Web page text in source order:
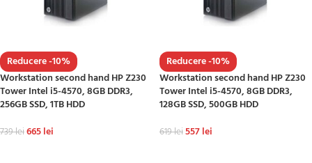
Reducere -10%
Workstation second hand HP Z230
Tower Intel i5-4570, 8GB DDR3,
256GB SSD, 1TB HDD
739lei665lei
Reducere -10%
Workstation second hand HP Z230
Tower Intel i5-4570, 8GB DDR3,
128GB SSD, 500GB HDD
619lei557lei